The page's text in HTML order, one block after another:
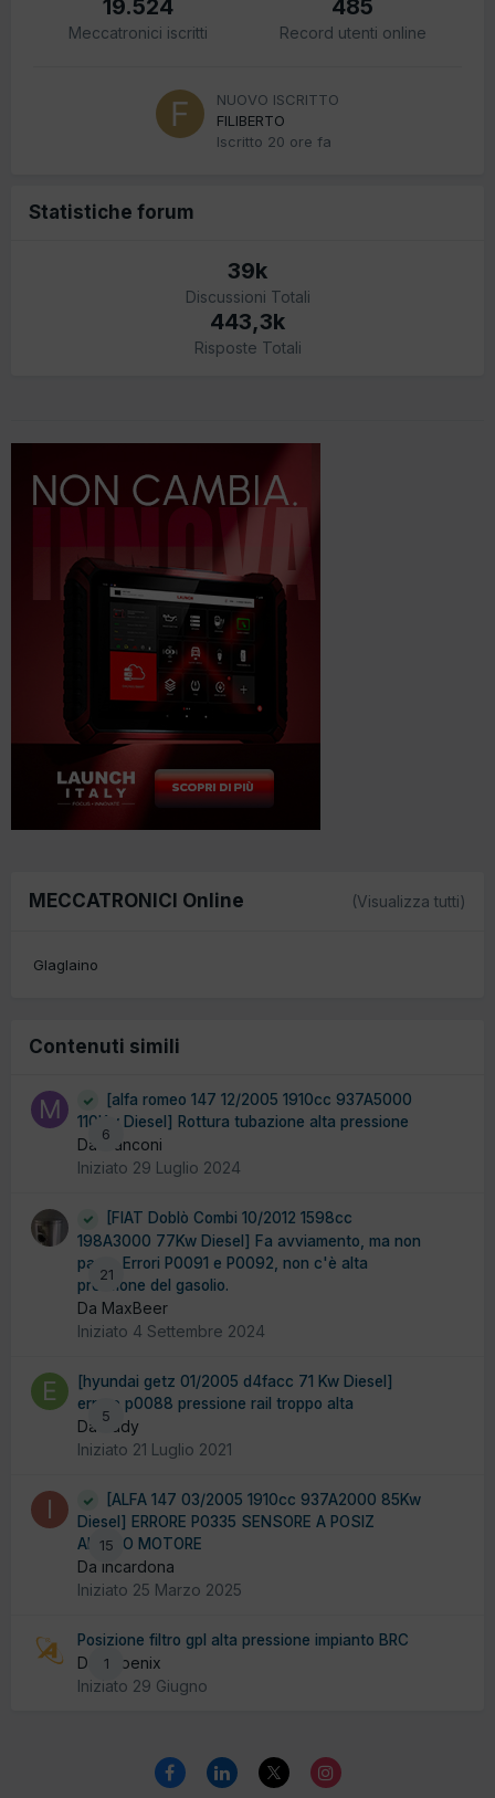
19.524
Meccatronici iscritti
485
Record utenti online
NUOVO ISCRITTO
FILIBERTO
Iscritto 20 ore fa
Statistiche forum
39k
Discussioni Totali
443,3k
Risposte Totali
MECCATRONICI Online (Visualizza tutti)
Glaglaino
Contenuti simili
6
[alfa romeo 147 12/2005 1910cc 937A5000
110Kw Diesel] Rottura tubazione alta pressione
Da manconi
Iniziato 29 Luglio 2024
21
[FIAT Doblò Combi 10/2012 1598cc
198A3000 77Kw Diesel] Fa avviamento, ma non
parte. Errori P0091 e P0092, non c'è alta
pressione del gasolio.
Da MaxBeer
Iniziato 4 Settembre 2024
5
[hyundai getz 01/2005 d4facc 71 Kw Diesel]
errore p0088 pressione rail troppo alta
Da eudy
Iniziato 21 Luglio 2021
15
[ALFA 147 03/2005 1910cc 937A2000 85Kw
Diesel] ERRORE P0335 SENSORE A POSIZ
ALBERO MOTORE
Da incardona
Iniziato 25 Marzo 2025
1
Posizione filtro gpl alta pressione impianto BRC
Da Phoenix
Iniziato 29 Giugno